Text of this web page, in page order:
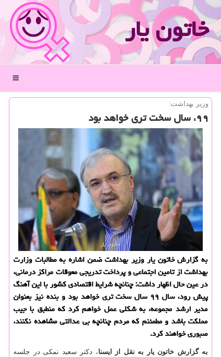
خاتون یار
منو
وزیر بهداشت:
۹۹، سال سخت تری خواهد بود
به گزارش خاتون یار وزیر بهداشت ضمن اشاره به مطالبات وزارت
بهداشت از تامین اجتماعی و پرداخت تدریجی معوقات مراكز درمانی،
در عین حال اظهار داشت: چنانچه شرایط اقتصادی كشور با این آهنگ
پیش رود، سال ۹۹ سال سخت تری خواهد بود و بنده نیز بعنوان
مدیر ارشد مجموعه، به شكلی عمل خواهم كرد كه منطبق با جیب
مملكت باشد و مطمئنم كه مردم چنانچه بی عدالتی مشاهده نكنند،
صبوری خواهند كرد.
به گزارش خاتون یار به نقل از ایسنا، دكتر سعید نمكی در جلسه